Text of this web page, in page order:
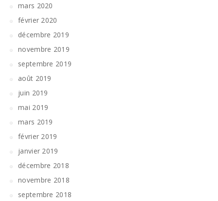
mars 2020
février 2020
décembre 2019
novembre 2019
septembre 2019
août 2019
juin 2019
mai 2019
mars 2019
février 2019
janvier 2019
décembre 2018
novembre 2018
septembre 2018